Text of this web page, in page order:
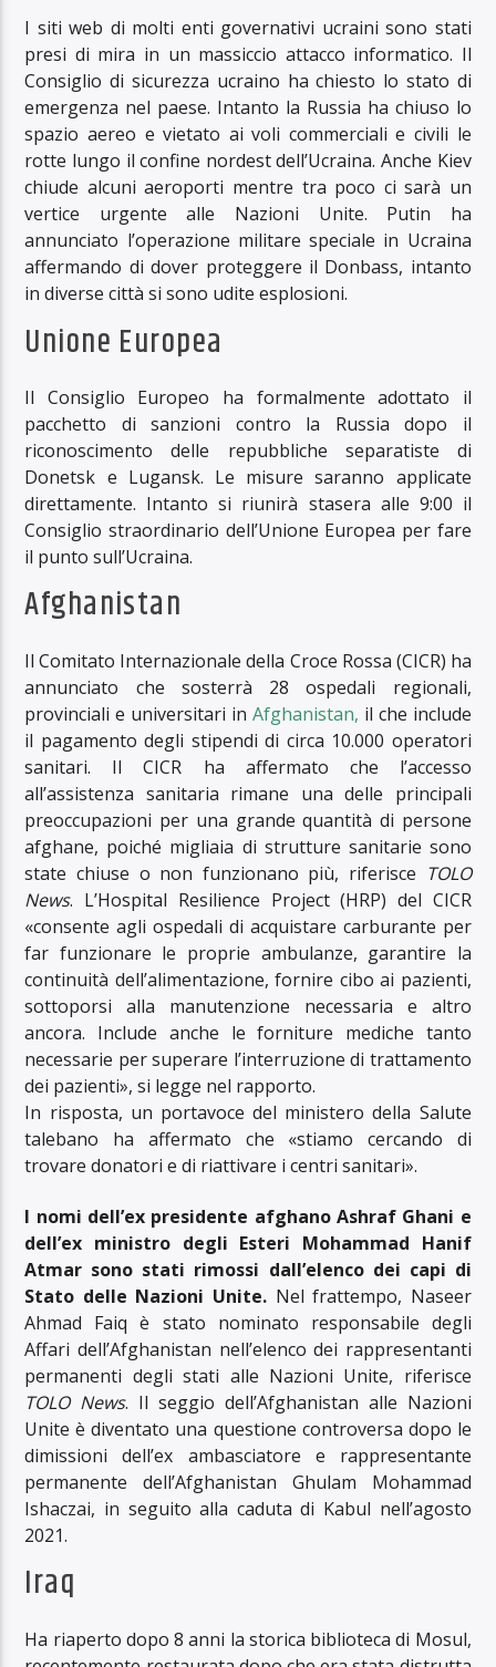
I siti web di molti enti governativi ucraini sono stati
presi di mira in un massiccio attacco informatico. Il
Consiglio di sicurezza ucraino ha chiesto lo stato di
emergenza nel paese. Intanto la Russia ha chiuso lo
spazio aereo e vietato ai voli commerciali e civili le
rotte lungo il confine nordest dell’Ucraina. Anche Kiev
chiude alcuni aeroporti mentre tra poco ci sarà un
vertice urgente alle Nazioni Unite. Putin ha
annunciato l’operazione militare speciale in Ucraina
affermando di dover proteggere il Donbass, intanto
in diverse città si sono udite esplosioni.
Unione Europea
Il Consiglio Europeo ha formalmente adottato il
pacchetto di sanzioni contro la Russia dopo il
riconoscimento delle repubbliche separatiste di
Donetsk e Lugansk. Le misure saranno applicate
direttamente. Intanto si riunirà stasera alle 9:00 il
Consiglio straordinario dell’Unione Europea per fare
il punto sull’Ucraina.
Afghanistan
Il Comitato Internazionale della Croce Rossa (CICR) ha
annunciato che sosterrà 28 ospedali regionali,
provinciali e universitari in Afghanistan, il che include
il pagamento degli stipendi di circa 10.000 operatori
sanitari. Il CICR ha affermato che l’accesso
all’assistenza sanitaria rimane una delle principali
preoccupazioni per una grande quantità di persone
afghane, poiché migliaia di strutture sanitarie sono
state chiuse o non funzionano più, riferisce TOLO
News. L’Hospital Resilience Project (HRP) del CICR
«consente agli ospedali di acquistare carburante per
far funzionare le proprie ambulanze, garantire la
continuità dell’alimentazione, fornire cibo ai pazienti,
sottoporsi alla manutenzione necessaria e altro
ancora. Include anche le forniture mediche tanto
necessarie per superare l’interruzione di trattamento
dei pazienti», si legge nel rapporto.
In risposta, un portavoce del ministero della Salute
talebano ha affermato che «stiamo cercando di
trovare donatori e di riattivare i centri sanitari».
I nomi dell’ex presidente afghano Ashraf Ghani e
dell’ex ministro degli Esteri Mohammad Hanif
Atmar sono stati rimossi dall’elenco dei capi di
Stato delle Nazioni Unite. Nel frattempo, Naseer
Ahmad Faiq è stato nominato responsabile degli
Affari dell’Afghanistan nell’elenco dei rappresentanti
permanenti degli stati alle Nazioni Unite, riferisce
TOLO News. Il seggio dell’Afghanistan alle Nazioni
Unite è diventato una questione controversa dopo le
dimissioni dell’ex ambasciatore e rappresentante
permanente dell’Afghanistan Ghulam Mohammad
Ishaczai, in seguito alla caduta di Kabul nell’agosto
2021.
Iraq
Ha riaperto dopo 8 anni la storica biblioteca di Mosul,